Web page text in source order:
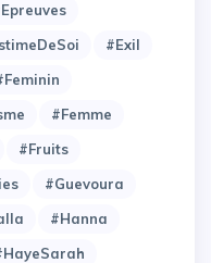
#Exil
#Femme
#Fruits
#Guevoura
#Hanna